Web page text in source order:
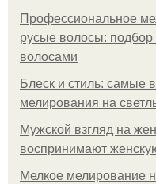
Профессиональное
русые волосы: подбор
волосами
Блеск и стиль: самые
мелирования на
Мужской взгляд на
воспринимают
Мелкое мелирование